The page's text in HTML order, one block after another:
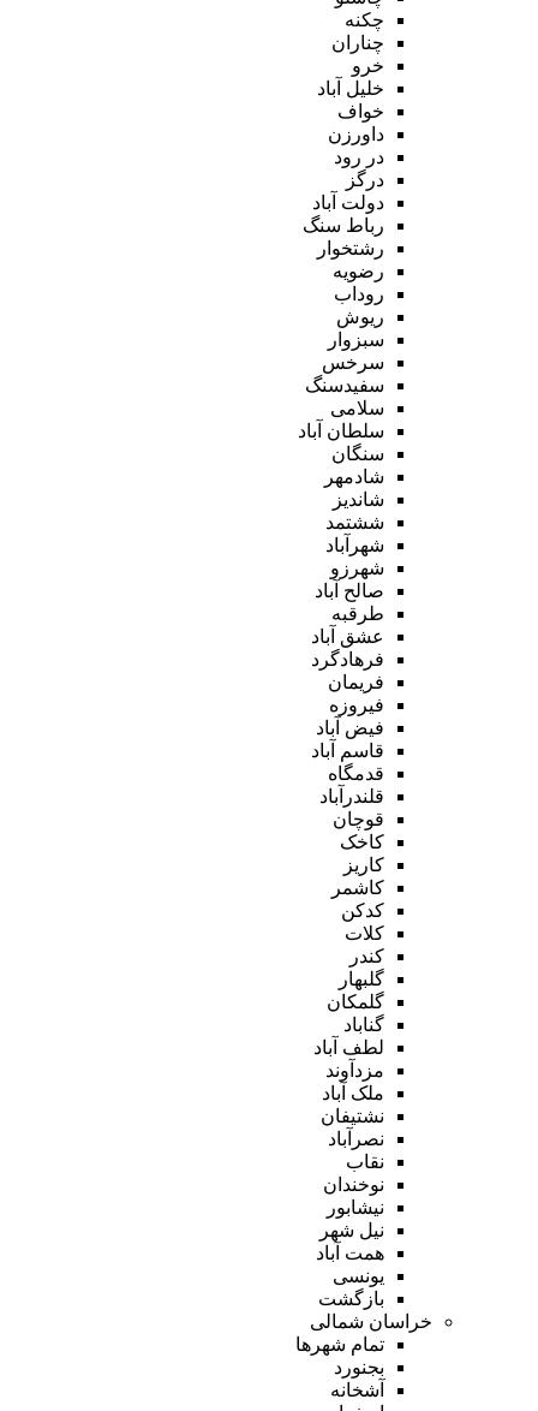
چکنه
چناران
خرو
خلیل آباد
خواف
داورزن
در رود
درگز
دولت آباد
رباط سنگ
رشتخوار
رضویه
روداب
ریوش
سبزوار
سرخس
سفیدسنگ
سلامی
سلطان آباد
سنگان
شادمهر
شاندیز
ششتمد
شهرآباد
شهرزو
صالح آباد
طرقبه
عشق آباد
فرهادگرد
فریمان
فیروزه
فیض آباد
قاسم آباد
قدمگاه
قلندرآباد
قوچان
کاخک
کاریز
کاشمر
کدکن
کلات
کندر
گلبهار
گلمکان
گناباد
لطف آباد
مزدآوند
ملک آباد
نشتیفان
نصرآباد
نقاب
نوخندان
نیشابور
نیل شهر
همت آباد
یونسی
بازگشت
خراسان شمالی
تمام شهر‌ها
بجنورد
آشخانه